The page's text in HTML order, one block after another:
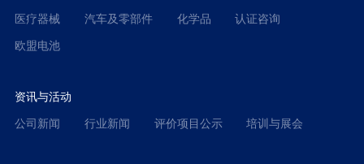
医疗器械
汽车及零部件 化学品
认证咨询
欧盟电池
资讯与活动
公司新闻
行业新闻 评价项目公示 培训与展会